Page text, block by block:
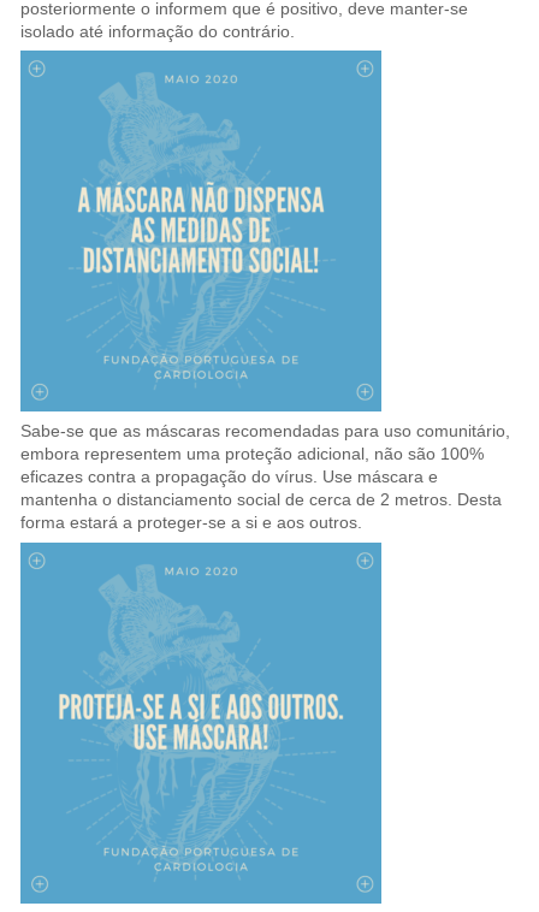
posteriormente o informem que é positivo, deve manter-se
isolado até informação do contrário.
Sabe-se que as máscaras recomendadas para uso comunitário,
embora representem uma proteção adicional, não são 100%
eficazes contra a propagação do vírus. Use máscara e
mantenha o distanciamento social de cerca de 2 metros. Desta
forma estará a proteger-se a si e aos outros.